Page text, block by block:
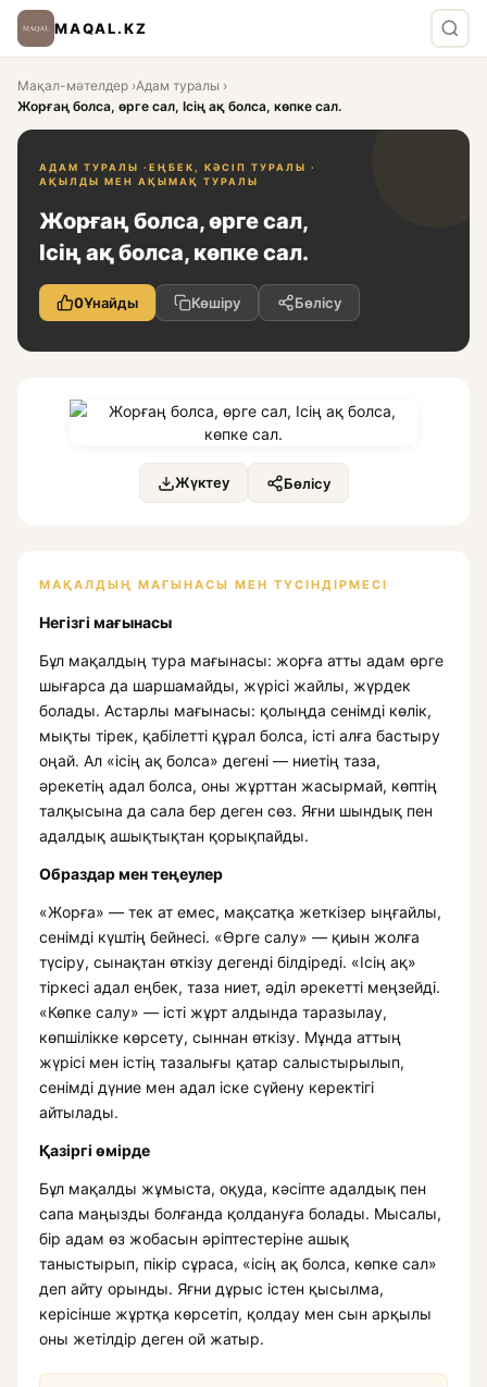
MAQAL.KZ
Мақал-мәтелдер ›Адам туралы ›
Жорғаң болса, өрге сал, Ісің ақ болса, көпке сал.
АДАМ ТУРАЛЫ · ЕҢБЕК, КӘСІП ТУРАЛЫ ·
АҚЫЛДЫ МЕН АҚЫМАҚ ТУРАЛЫ
Жорғаң болса, өрге сал,
Ісің ақ болса, көпке сал.
0Ұнайды Көшіру Бөлісу
Жүктеу Бөлісу
МАҚАЛДЫҢ МАҒЫНАСЫ МЕН ТҮСІНДІРМЕСІ
Негізгі мағынасы
Бұл мақалдың тура мағынасы: жорға атты адам өрге
шығарса да шаршамайды, жүрісі жайлы, жүрдек
болады. Астарлы мағынасы: қолыңда сенімді көлік,
мықты тірек, қабілетті құрал болса, істі алға бастыру
оңай. Ал «ісің ақ болса» дегені — ниетің таза,
әрекетің адал болса, оны жұрттан жасырмай, көптің
талқысына да сала бер деген сөз. Яғни шындық пен
адалдық ашықтықтан қорықпайды.
Образдар мен теңеулер
«Жорға» — тек ат емес, мақсатқа жеткізер ыңғайлы,
сенімді күштің бейнесі. «Өрге салу» — қиын жолға
түсіру, сынақтан өткізу дегенді білдіреді. «Ісің ақ»
тіркесі адал еңбек, таза ниет, әділ әрекетті меңзейді.
«Көпке салу» — істі жұрт алдында таразылау,
көпшілікке көрсету, сыннан өткізу. Мұнда аттың
жүрісі мен істің тазалығы қатар салыстырылып,
сенімді дүние мен адал іске сүйену керектігі
айтылады.
Қазіргі өмірде
Бұл мақалды жұмыста, оқуда, кәсіпте адалдық пен
сапа маңызды болғанда қолдануға болады. Мысалы,
бір адам өз жобасын әріптестеріне ашық
таныстырып, пікір сұраса, «ісің ақ болса, көпке сал»
деп айту орынды. Яғни дұрыс істен қысылма,
керісінше жұртқа көрсетіп, қолдау мен сын арқылы
оны жетілдір деген ой жатыр.